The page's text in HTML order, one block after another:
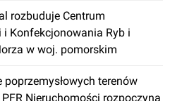
rozbuduje Centrum
i Konfekcjonowania Ryb i
w woj. pomorskim
poprzemysłowych terenów
Nieruchomości rozpoczyna